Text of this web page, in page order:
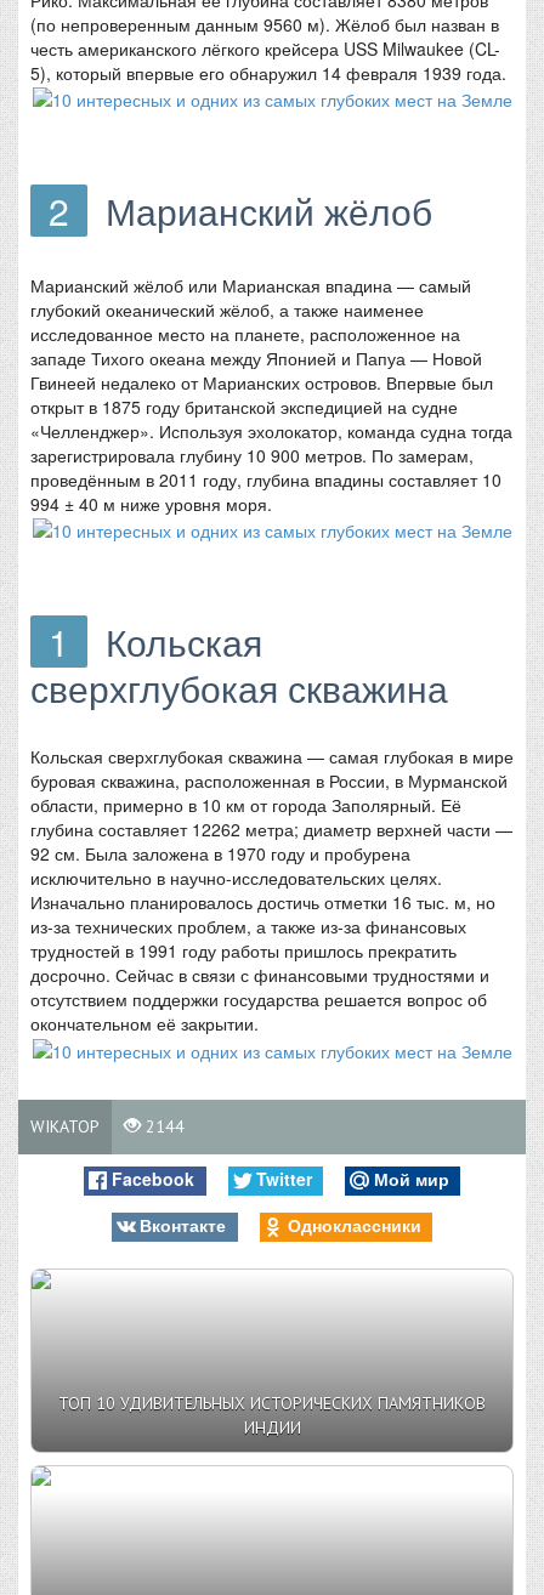
(по непроверенным данным 9560 м). Жёлоб был назван в
честь американского лёгкого крейсера USS Milwaukee (CL-
5), который впервые его обнаружил 14 февраля 1939 года.
2 Марианский жёлоб
Марианский жёлоб или Марианская впадина — самый
глубокий океанический жёлоб, а также наименее
исследованное место на планете, расположенное на
западе Тихого океана между Японией и Папуа — Новой
Гвинеей недалеко от Марианских островов. Впервые был
открыт в 1875 году британской экспедицией на судне
«Челленджер». Используя эхолокатор, команда судна тогда
зарегистрировала глубину 10 900 метров. По замерам,
проведённым в 2011 году, глубина впадины составляет 10
994 ± 40 м ниже уровня моря.
1
Кольская
сверхглубокая скважина
Кольская сверхглубокая скважина — самая глубокая в мире
буровая скважина, расположенная в России, в Мурманской
области, примерно в 10 км от города Заполярный. Её
глубина составляет 12262 метра; диаметр верхней части —
92 см. Была заложена в 1970 году и пробурена
исключительно в научно-исследовательских целях.
Изначально планировалось достичь отметки 16 тыс. м, но
из-за технических проблем, а также из-за финансовых
трудностей в 1991 году работы пришлось прекратить
досрочно. Сейчас в связи с финансовыми трудностями и
отсутствием поддержки государства решается вопрос об
окончательном её закрытии.
WIKATOP 2144
Facebook Twitter
Мой мир
Вконтакте
Одноклассники
ТОП 10 УДИВИТЕЛЬНЫХ ИСТОРИЧЕСКИХ ПАМЯТНИКОВ
ИНДИИ